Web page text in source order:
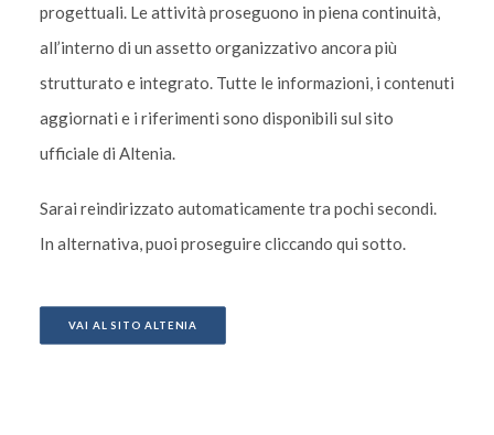
progettuali. Le attività proseguono in piena continuità,
all’interno di un assetto organizzativo ancora più
strutturato e integrato. Tutte le informazioni, i contenuti
aggiornati e i riferimenti sono disponibili sul sito
ufficiale di Altenia.
Sarai reindirizzato automaticamente tra pochi secondi.
In alternativa, puoi proseguire cliccando qui sotto.
VAI AL SITO ALTENIA